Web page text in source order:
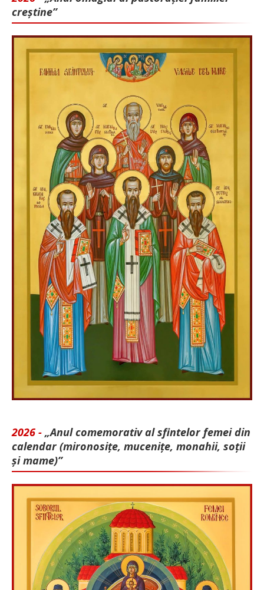
creștine”
2026 - „Anul comemorativ al sfintelor femei din
calendar (mironosițe, mu­cenițe, monahii, soții
și mame)”